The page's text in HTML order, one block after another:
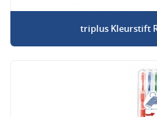
triplus Kleurstift